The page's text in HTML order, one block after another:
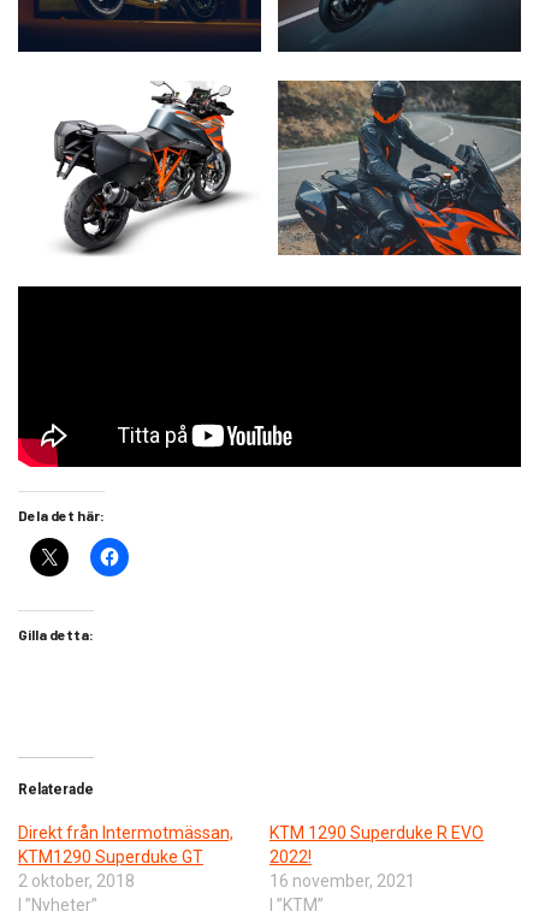
Dela det här:
Gilla detta:
Relaterade
Direkt från Intermotmässan,
KTM1290 Superduke GT
2 oktober, 2018
I ”Nyheter”
KTM 1290 Superduke R EVO
2022!
16 november, 2021
I ”KTM”